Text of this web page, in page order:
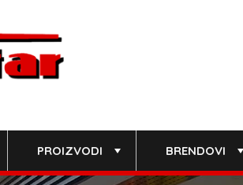
PROIZVODI BRENDOVI